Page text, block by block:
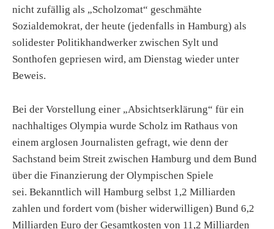
nicht zufällig als „Scholzomat“ geschmähte
Sozialdemokrat, der heute (jedenfalls in Hamburg) als
solidester Politikhandwerker zwischen Sylt und
Sonthofen gepriesen wird, am Dienstag wieder unter
Beweis.
Bei der Vorstellung einer „Absichtserklärung“ für ein
nachhaltiges Olympia wurde Scholz im Rathaus von
einem arglosen Journalisten gefragt, wie denn der
Sachstand beim Streit zwischen Hamburg und dem Bund
über die Finanzierung der Olympischen Spiele
sei. Bekanntlich will Hamburg selbst 1,2 Milliarden
zahlen und fordert vom (bisher widerwilligen) Bund 6,2
Milliarden Euro der Gesamtkosten von 11,2 Milliarden